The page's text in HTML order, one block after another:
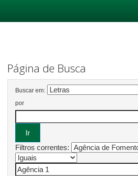
Página de Busca
Buscar em:
por
Filtros correntes: